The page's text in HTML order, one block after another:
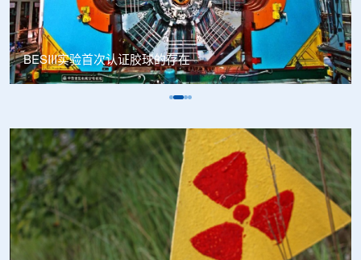
Thor Medical从AlphaOne首次交付高纯度钍-228，商业供货
启动